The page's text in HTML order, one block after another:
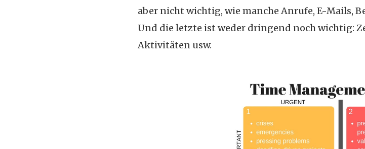
aber nicht wichtig, wie manche Anrufe, E-Mails,
Und die letzte ist weder dringend noch wichtig:
Aktivitäten usw.